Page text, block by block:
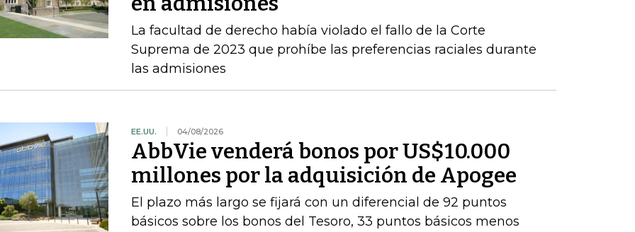
La facultad de derecho había violado el fallo de la Corte
Suprema de 2023 que prohíbe las preferencias raciales durante
las admisiones
EE.UU. 04/08/2026
AbbVie venderá bonos por US$10.000
millones por la adquisición de Apogee
El plazo más largo se fijará con un diferencial de 92 puntos
básicos sobre los bonos del Tesoro, 33 puntos básicos menos